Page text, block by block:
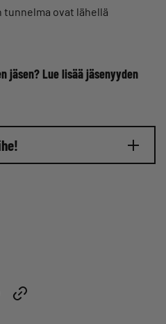
tunnelma ovat lähellä
jäsen? Lue lisää jäsenyyden